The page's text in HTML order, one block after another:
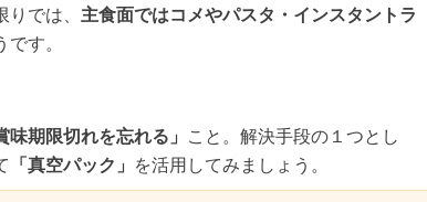
では、 主食面ではコメやパスタ・インスタントラ
す。
味期限切れを忘れる」 こと。解決手段の１つとし
「真空パック」 を活用してみましょう。